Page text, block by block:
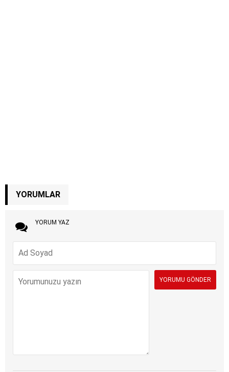
YORUMLAR
YORUM YAZ